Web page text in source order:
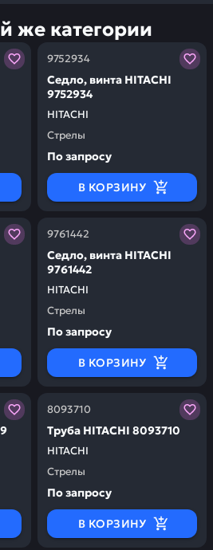
же категории
нас, вы получаете гарантию
9752934
HITACHI
Седло, винта HITACHI
9752934
Стрелы
Заказывая запчасти у
По запросу
В КОРЗИНУ
нас, вы получаете гарантию
9761442
HITACHI
Седло, винта HITACHI
9761442
Стрелы
Заказывая запчасти у
По запросу
В КОРЗИНУ
нас, вы получаете гарантию
8093710
HITACHI
Труба HITACHI 8093710
Стрелы
Заказывая запчасти у
По запросу
В КОРЗИНУ